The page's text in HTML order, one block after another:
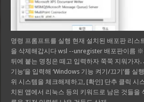
명령 프롬프트를 실행 현재 설치된 배포판 리스
을 삭제해갑시다 wsl --unregister 배포판이름
뒤에 붙는 명칭은 떼고 입력하자 쭉쭉 지워가자.
기능’을 입력해 ‘Windows 기능 켜기/끄기’를 실
위 시스템을 체크해제하고, [확인] 단추 클릭 시
치된 앱에서 리눅스 등의 키워드로 남은 것들을